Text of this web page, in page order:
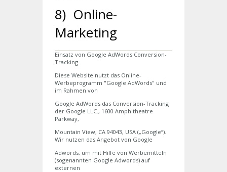
8) Online-
Marketing
Einsatz von Google AdWords Conversion-
Tracking
Diese Website nutzt das Online-
Werbeprogramm "Google AdWords" und
im Rahmen von
Google AdWords das Conversion-Tracking
der Google LLC., 1600 Amphitheatre
Parkway,
Mountain View, CA 94043, USA („Google“).
Wir nutzen das Angebot von Google
Adwords, um mit Hilfe von Werbemitteln
(sogenannten Google Adwords) auf
externen